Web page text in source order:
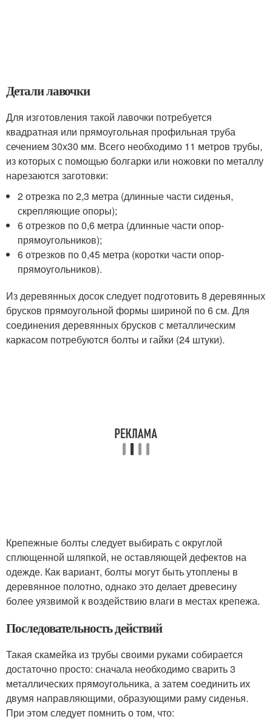
Детали лавочки
Для изготовления такой лавочки потребуется
квадратная или прямоугольная профильная труба
сечением 30х30 мм. Всего необходимо 11 метров трубы,
из которых с помощью болгарки или ножовки по металлу
нарезаются заготовки:
2 отрезка по 2,3 метра (длинные части сиденья,
скрепляющие опоры);
6 отрезков по 0,6 метра (длинные части опор-
прямоугольников);
6 отрезков по 0,45 метра (коротки части опор-
прямоугольников).
Из деревянных досок следует подготовить 8 деревянных
брусков прямоугольной формы шириной по 6 см. Для
соединения деревянных брусков с металлическим
каркасом потребуются болты и гайки (24 штуки).
Крепежные болты следует выбирать с округлой
сплющенной шляпкой, не оставляющей дефектов на
одежде. Как вариант, болты могут быть утоплены в
деревянное полотно, однако это делает древесину
более уязвимой к воздействию влаги в местах крепежа.
Последовательность действий
Такая скамейка из трубы своими руками собирается
достаточно просто: сначала необходимо сварить 3
металлических прямоугольника, а затем соединить их
двумя направляющими, образующими раму сиденья.
При этом следует помнить о том, что: